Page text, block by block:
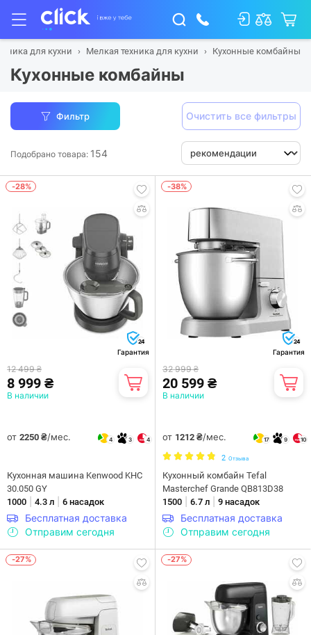
для кухни Мелкая техника для кухни Кухонные комбайны
Кухонные комбайны
Фильтр Очистить все фильтры
Подобрано товара: 154
-28%
24
Гарантия
12 499 ₴
8 999 ₴
В наличии
от 2250 ₴/мес. 4 3 4
Кухонная машина Kenwood KHC
30.050 GY
1000
4.3 л 6 насадок
Бесплатная доставка
Отправим сегодня
-38%
24
Гарантия
32 999 ₴
20 599 ₴
В наличии
от 1212 ₴/мес. 17 9 10
2 Отзыва
Кухонный комбайн Tefal
Masterchef Grande QB813D38
1500
6.7 л 9 насадок
Бесплатная доставка
Отправим сегодня
-27% -27%